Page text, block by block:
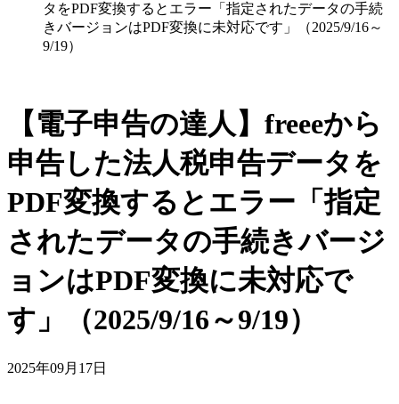
タをPDF変換するとエラー「指定されたデータの手続
きバージョンはPDF変換に未対応です」（2025/9/16～
9/19）
【電子申告の達人】freeeから
申告した法人税申告データを
PDF変換するとエラー「指定
されたデータの手続きバージ
ョンはPDF変換に未対応で
す」（2025/9/16～9/19）
2025年09月17日